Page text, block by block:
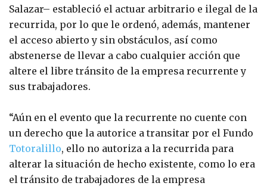
Salazar– estableció el actuar arbitrario e ilegal de la
recurrida, por lo que le ordenó, además, mantener
el acceso abierto y sin obstáculos, así como
abstenerse de llevar a cabo cualquier acción que
altere el libre tránsito de la empresa recurrente y
sus trabajadores.
“Aún en el evento que la recurrente no cuente con
un derecho que la autorice a transitar por el Fundo
Totoralillo, ello no autoriza a la recurrida para
alterar la situación de hecho existente, como lo era
el tránsito de trabajadores de la empresa